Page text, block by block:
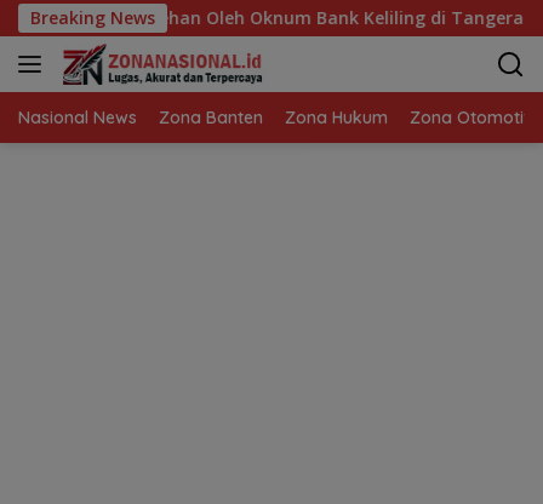
Langsung
ke
konten
Breaking News
Pelecehan Oleh Oknum Bank Keliling di Tangerang!
Nasional News Zona Banten Zona Hukum Zona Otomotif